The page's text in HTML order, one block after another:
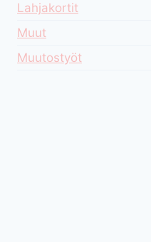
Lahjakortit
Muut
Muutostyöt